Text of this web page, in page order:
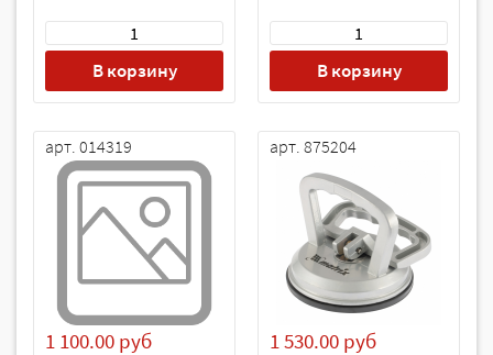
В корзину В корзину
арт. 014319
1 100.00 руб
арт. 875204
1 530.00 руб